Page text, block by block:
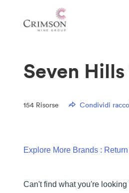
Seven
154 Risorse Condividi
Explore More Brands :
Can't find what you're